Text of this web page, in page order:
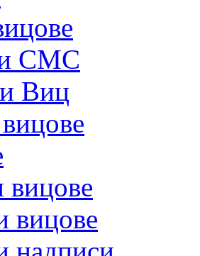
СМС
Виц
вицове
вицове